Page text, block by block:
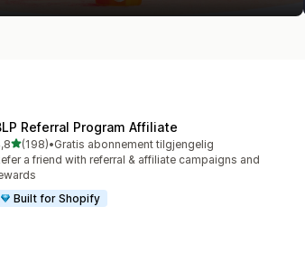
Referral Program Affiliate
av 5 stjerner
(198)
198 omtaler
•Gratis abonnement tilgjengelig
a friend with referral & affiliate campaigns and
Built for Shopify